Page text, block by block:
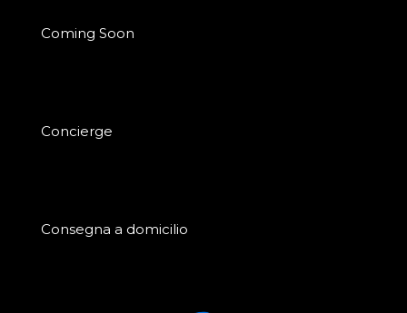
Coming Soon
Concierge
Consegna a domicilio